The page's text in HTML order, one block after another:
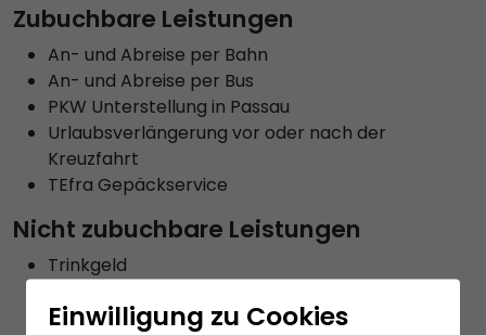
Zubuchbare Leistungen
An- und Abreise per Bahn
An- und Abreise per Bus
PKW Unterstellung in Passau
Urlaubsverlängerung vor oder nach der
Kreuzfahrt
TEfra Gepäckservice
Nicht zubuchbare Leistungen
Trinkgeld
Einwilligung zu Cookies